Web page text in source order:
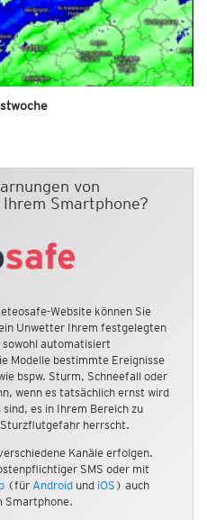
von
Smartphone?
Website können Sie
Unwetter Ihrem festgelegten
automatisiert
Modelle bestimmte Ereignisse
bspw. Sturm, Schneefall oder
wenn es tatsächlich ernst wird
es in Ihrem Bereich zu
herrscht.
Kanäle erfolgen.
SMS oder mit
(für Android und iOS ) auch
Smartphone.